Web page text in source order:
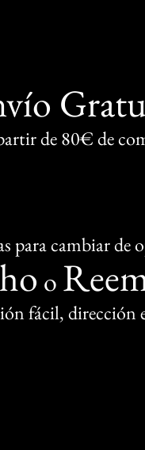
de 80€ de
para cambiar de
o
fácil, dirección